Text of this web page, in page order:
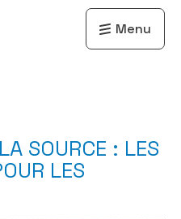
Menu
SOURCE : LES
LES